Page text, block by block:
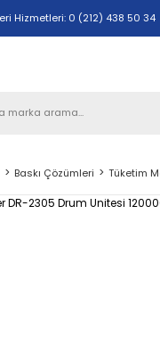
Hizmetleri: 0 (212) 438 50 34
Baskı Çözümleri Tüketim